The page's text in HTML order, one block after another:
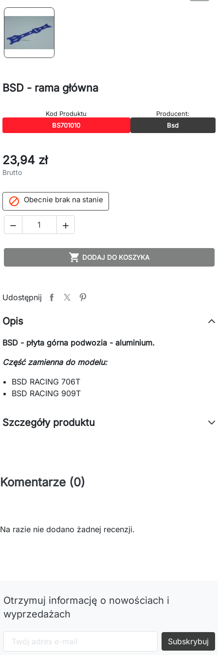
BSD - rama główna
Kod Produktu
BS701010
Producent:
Bsd
23,94 zł
Brutto
 Obecnie brak na stanie
 
 DODAJ DO KOSZYKA
Udostępnij
Opis
BSD - płyta górna podwozia - aluminium.
Część zamienna do modelu:
BSD RACING 706T
BSD RACING 909T
Szczegóły produktu
Komentarze (0)
Na razie nie dodano żadnej recenzji.
Otrzymuj informację o nowościach i
wyprzedażach